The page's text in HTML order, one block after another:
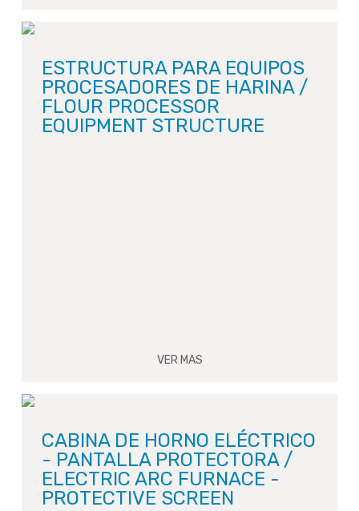
ESTRUCTURA PARA EQUIPOS
PROCESADORES DE HARINA /
FLOUR PROCESSOR
EQUIPMENT STRUCTURE
VER MAS
CABINA DE HORNO ELÉCTRICO
- PANTALLA PROTECTORA /
ELECTRIC ARC FURNACE -
PROTECTIVE SCREEN